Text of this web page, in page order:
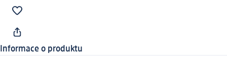
Informace o produktu